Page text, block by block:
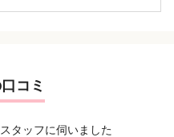
コミ
タッフに伺いました